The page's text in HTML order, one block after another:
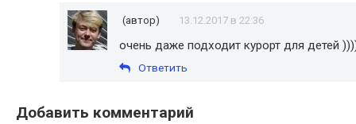
(автор) 13.12.2017 в 22:36
очень даже подходит курорт для детей
Ответить
Добавить комментарий